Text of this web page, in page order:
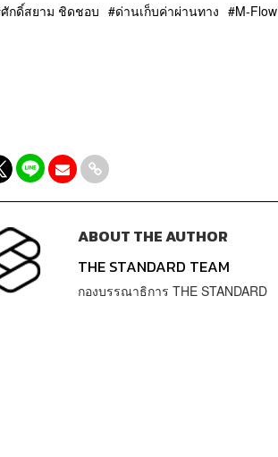
ศักดิ์สยาม ชิดชอบ ด่านเก็บค่าผ่านทาง M-Flow
ABOUT THE AUTHOR
THE STANDARD TEAM
กองบรรณาธิการ THE STANDARD